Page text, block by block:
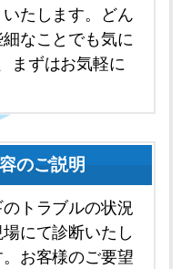
たします。どん
細なことでも気に
まずはお気軽に
のご説明
のトラブルの状況
場にて診断いたし
。お客様のご要望